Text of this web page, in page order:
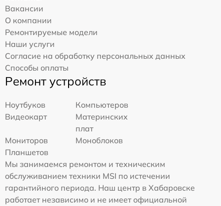
Вакансии
О компании
Ремонтируемые модели
Наши услуги
Согласие на обработку персональных данных
Способы оплаты
Ремонт устройств
Ноутбуков
Компьютеров
Видеокарт
Материнских
плат
Мониторов
Моноблоков
Планшетов
Мы занимаемся ремонтом и техническим
обслуживанием техники MSI по истечении
гарантийного периода. Наш центр в Хабаровске
работает независимо и не имеет официальной